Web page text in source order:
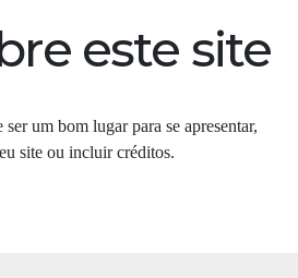
este site
ser um bom lugar para se apresentar,
site ou incluir créditos.